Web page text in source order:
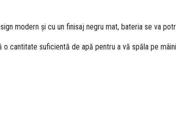
modern și cu un finisaj negru mat, bateria se va
cantitate suficientă de apă pentru a vă spăla pe